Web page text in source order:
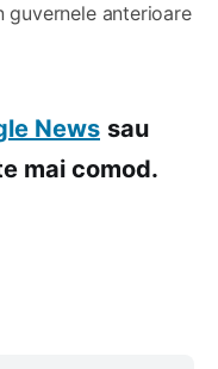
anterioare
News sau
mai comod.